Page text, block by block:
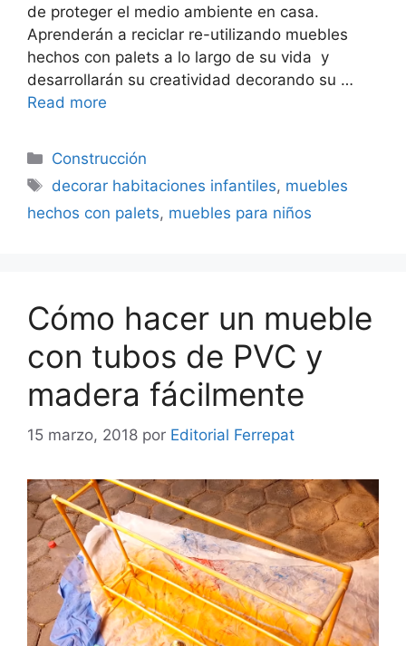
de proteger el medio ambiente en casa.
Aprenderán a reciclar re-utilizando muebles
hechos con palets a lo largo de su vida y
desarrollarán su creatividad decorando su …
Read more
Categorías
Construcción
Etiquetas
decorar habitaciones infantiles, muebles
hechos con palets, muebles para niños
Cómo hacer un mueble
con tubos de PVC y
madera fácilmente
15 marzo, 2018 por Editorial Ferrepat